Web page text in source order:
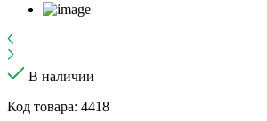
В наличии
Код товара: 4418